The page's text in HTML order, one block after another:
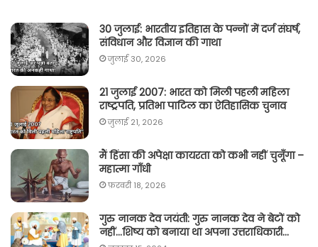
30 जुलाई: भारतीय इतिहास के पन्नों में दर्ज संघर्ष,
संविधान और विज्ञान की गाथा
जुलाई 30, 2026
21 जुलाई 2007: भारत को मिली पहली महिला
राष्ट्रपति, प्रतिभा पाटिल का ऐतिहासिक चुनाव
जुलाई 21, 2026
मैं हिंसा की अपेक्षा कायरता को कभी नहीं चुनूँगा –
महात्मा गाँधी
फ़रवरी 18, 2026
गुरु नानक देव जयंती: गुरु नानक देव ने बेटों को
नहीं…शिष्य को बनाया था अपना उत्तराधिकारी…